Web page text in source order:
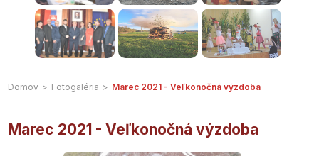
Domov > Fotogaléria > Marec 2021 - Veľkonočná výzdoba
Marec 2021 - Veľkonočná výzdoba